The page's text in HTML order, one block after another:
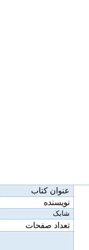
عنوان کتاب
نویسنده
شابک
تعداد صفحات